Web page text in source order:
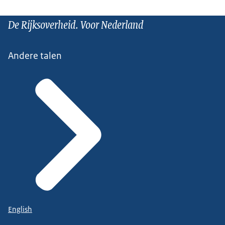
De Rijksoverheid. Voor Nederland
Andere talen
English